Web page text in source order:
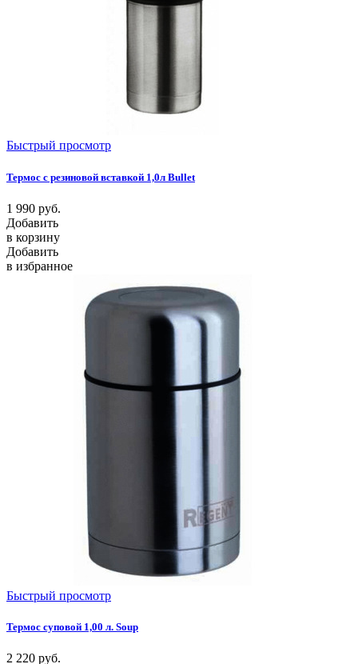
Быстрый просмотр
Термос с резиновой вставкой 1,0л Bullet
1 990 руб.
Добавить
в корзину
Добавить
в избранное
Быстрый просмотр
Термос суповой 1,00 л. Soup
2 220 руб.